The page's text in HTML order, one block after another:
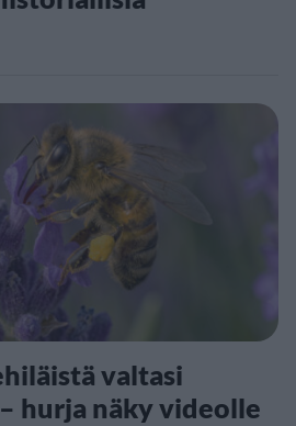
valtasi
hurja näky videolle